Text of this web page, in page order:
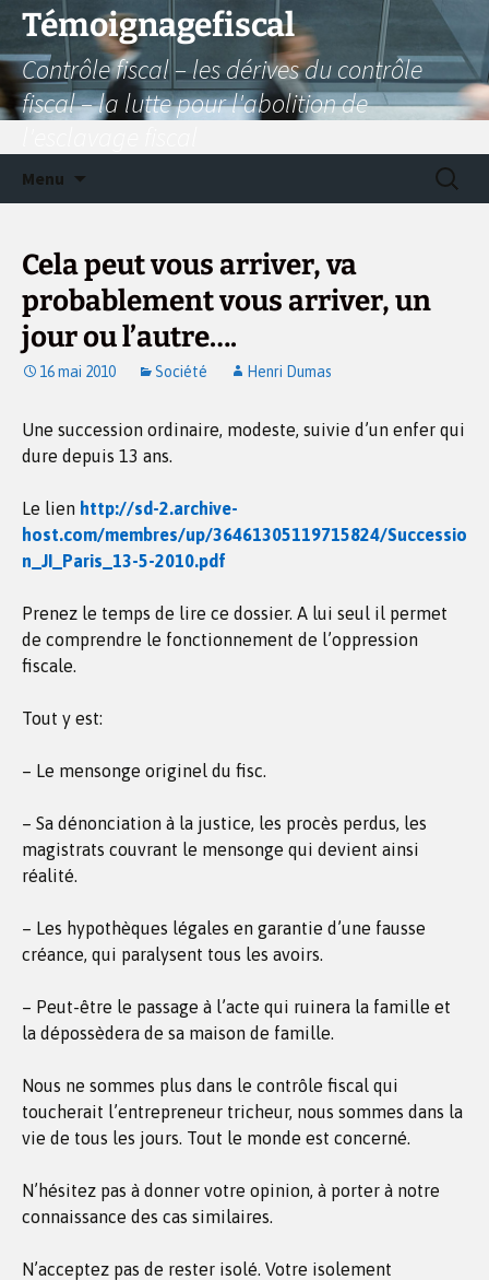
Aller
contenu
Témoignagefiscal
Contrôle fiscal – les dérives du contrôle
fiscal – la lutte pour l'abolition de
Menu
Cela peut vous arriver, va
probablement vous arriver, un
jour ou l’autre….
16 mai 2010 Société Henri Dumas
Une succession ordinaire, modeste, suivie d’un enfer qui
dure depuis 13 ans.
Le lien http://sd-2.archive-
host.com/membres/up/36461305119715824/Successio
n_JI_Paris_13-5-2010.pdf
Prenez le temps de lire ce dossier. A lui seul il permet
de comprendre le fonctionnement de l’oppression
fiscale.
Tout y est:
– Le mensonge originel du fisc.
– Sa dénonciation à la justice, les procès perdus, les
magistrats couvrant le mensonge qui devient ainsi
réalité.
– Les hypothèques légales en garantie d’une fausse
créance, qui paralysent tous les avoirs.
– Peut-être le passage à l’acte qui ruinera la famille et
la dépossèdera de sa maison de famille.
Nous ne sommes plus dans le contrôle fiscal qui
toucherait l’entrepreneur tricheur, nous sommes dans la
vie de tous les jours. Tout le monde est concerné.
N’hésitez pas à donner votre opinion, à porter à notre
connaissance des cas similaires.
N’acceptez pas de rester isolé. Votre isolement